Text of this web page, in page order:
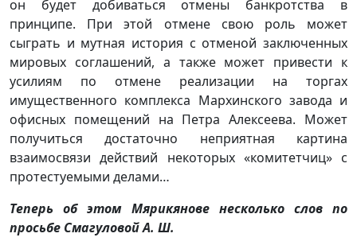
он будет добиваться отмены банкротства в
принципе. При этой отмене свою роль может
сыграть и мутная история с отменой заключенных
мировых соглашений, а также может привести к
усилиям по отмене реализации на торгах
имущественного комплекса Мархинского завода и
офисных помещений на Петра Алексеева. Может
получиться достаточно неприятная картина
взаимосвязи действий некоторых «комитетчиц» с
протестуемыми делами…
Теперь об этом Мярикянове несколько слов по
просьбе Смагуловой А. Ш.